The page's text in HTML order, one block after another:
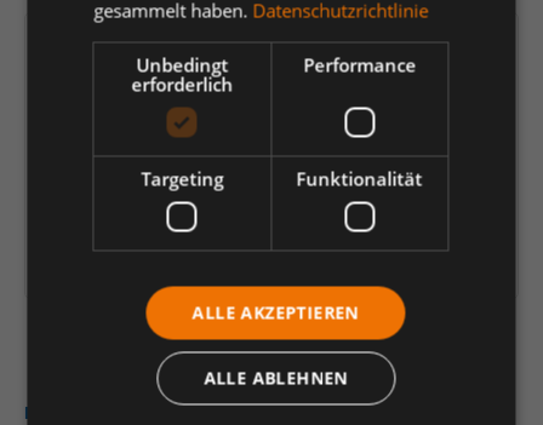
Versandfertig in 7 Tagen, Lieferzeit 1-3 Tage
Anzahl verringern Anzahl erhöhen
In den Warenkorb
Beschreibung
gesammelt haben. Datenschutzrichtlinie
Unbedingt
erforderlich
Performance
Targeting Funktionalität
ALLE AKZEPTIEREN
ALLE ABLEHNEN